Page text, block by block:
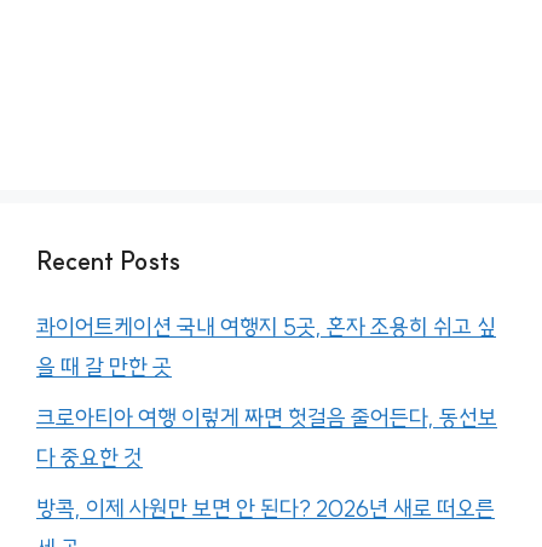
Recent Posts
콰이어트케이션 국내 여행지 5곳, 혼자 조용히 쉬고 싶
을 때 갈 만한 곳
크로아티아 여행 이렇게 짜면 헛걸음 줄어든다, 동선보
다 중요한 것
방콕, 이제 사원만 보면 안 된다? 2026년 새로 떠오른